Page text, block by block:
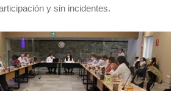
y sin incidentes.